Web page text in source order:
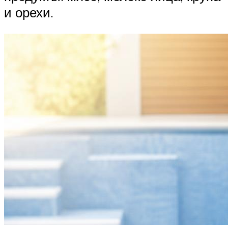
и орехи.